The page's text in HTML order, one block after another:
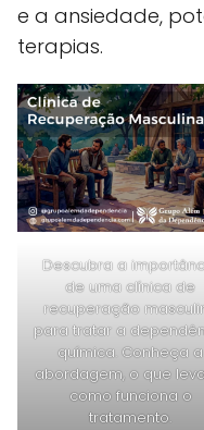
e a ansiedade,
terapias.
Descubra a
de uma clínica de
recuperação
para tratar a
química. Conheça a
abordagem, o que
como funciona o
tratamento.